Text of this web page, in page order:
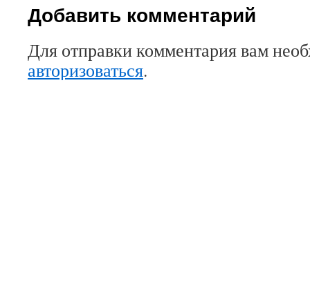
Добавить комментарий
Для отправки комментария вам
авторизоваться.